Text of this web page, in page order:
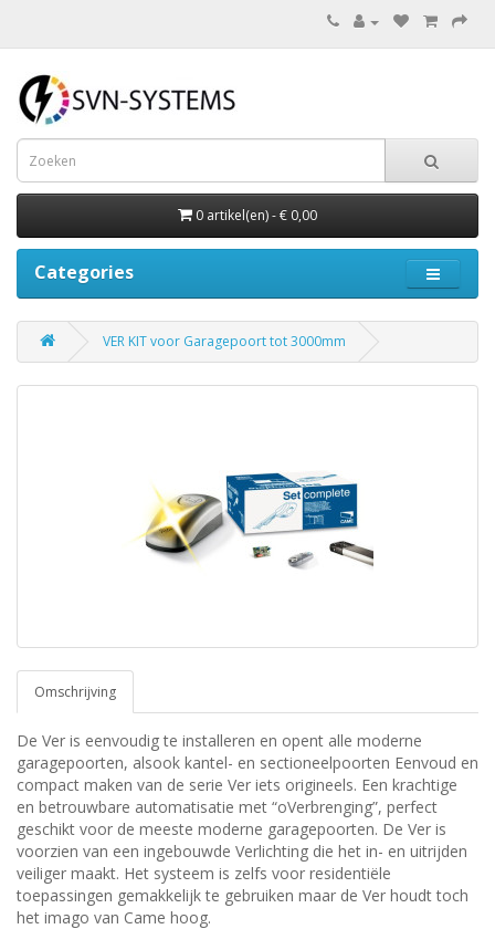
0 artikel(en) - € 0,00
Categories
VER KIT voor Garagepoort tot 3000mm
Omschrijving
De Ver is eenvoudig te installeren en opent alle moderne
garagepoorten, alsook kantel- en sectioneelpoorten Eenvoud en
compact maken van de serie Ver iets origineels. Een krachtige
en betrouwbare automatisatie met “oVerbrenging”, perfect
geschikt voor de meeste moderne garagepoorten. De Ver is
voorzien van een ingebouwde Verlichting die het in- en uitrijden
veiliger maakt. Het systeem is zelfs voor residentiële
toepassingen gemakkelijk te gebruiken maar de Ver houdt toch
het imago van Came hoog.